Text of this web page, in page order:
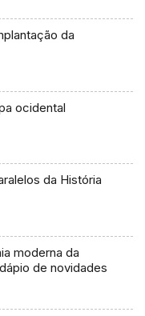
da
ocidental
da História
moderna da
de novidades